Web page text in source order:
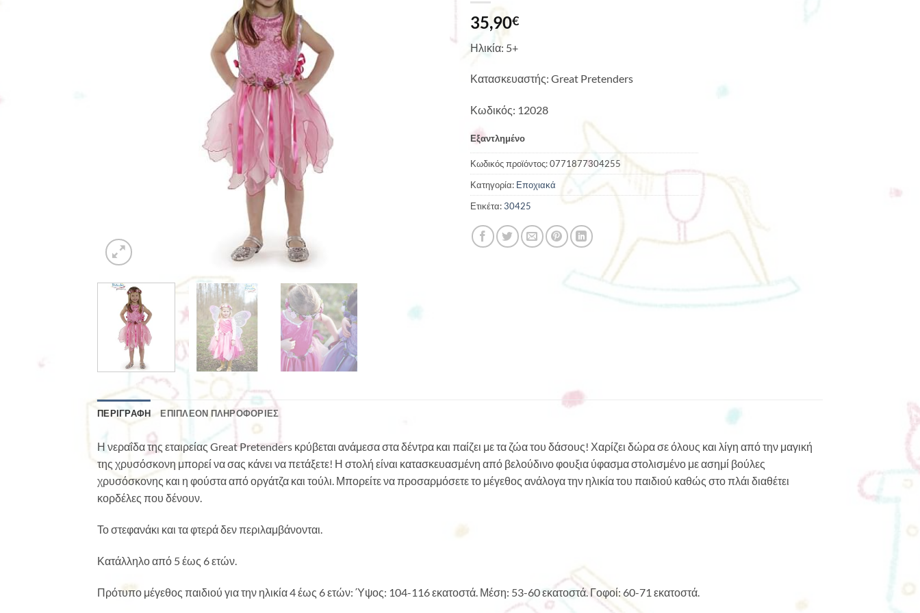
35,90€
Ηλικία: 5+
Κατασκευαστής: Great Pretenders
Κωδικός: 12028
Εξαντλημένο
Κωδικός προϊόντος:0771877304255
Κατηγορία: Εποχιακά
Ετικέτα:30425
ΠΕΡΙΓΡΑΦΉ ΕΠΙΠΛΈΟΝ ΠΛΗΡΟΦΟΡΊΕΣ
Η νεραΐδα της εταιρείας Great Pretenders κρύβεται ανάμεσα στα δέντρα και παίζει με τα ζώα του δάσους! Χαρίζει δώρα σε όλους και λίγη από την μαγική
της χρυσόσκονη μπορεί να σας κάνει να πετάξετε! Η στολή είναι κατασκευασμένη από βελούδινο φουξια ύφασμα στολισμένο με ασημί βούλες
χρυσόσκονης και η φούστα από οργάτζα και τούλι. Μπορείτε να προσαρμόσετε το μέγεθος ανάλογα την ηλικία του παιδιού καθώς στο πλάι διαθέτει
κορδέλες που δένουν.
Το στεφανάκι και τα φτερά δεν περιλαμβάνονται.
Κατάλληλο από 5 έως 6 ετών.
Πρότυπο μέγεθος παιδιού για την ηλικία 4 έως 6 ετών: Ύψος: 104-116 εκατοστά. Μέση: 53-60 εκατοστά. Γοφοί: 60-71 εκατοστά.